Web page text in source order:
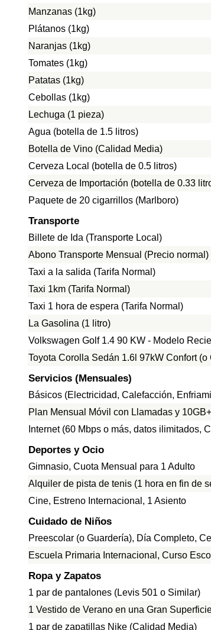
Manzanas (1kg)
Plátanos (1kg)
Naranjas (1kg)
Tomates (1kg)
Patatas (1kg)
Cebollas (1kg)
Lechuga (1 pieza)
Agua (botella de 1.5 litros)
Botella de Vino (Calidad Media)
Cerveza Local (botella de 0.5 litros)
Cerveza de Importación (botella de 0.33
Paquete de 20 cigarrillos (Marlboro)
Transporte
Billete de Ida (Transporte Local)
Abono Transporte Mensual (Precio normal)
Taxi a la salida (Tarifa Normal)
Taxi 1km (Tarifa Normal)
Taxi 1 hora de espera (Tarifa Normal)
La Gasolina (1 litro)
Volkswagen Golf 1.4 90 KW - Modelo
Toyota Corolla Sedán 1.6l 97kW Confort
Servicios (Mensuales)
Básicos (Electricidad, Calefacción,
Plan Mensual Móvil con Llamadas y
Internet (60 Mbps o más, datos ilimitados,
Deportes y Ocio
Gimnasio, Cuota Mensual para 1 Adulto
Alquiler de pista de tenis (1 hora en fin de
Cine, Estreno Internacional, 1 Asiento
Cuidado de Niños
Preescolar (o Guardería), Día Completo,
Escuela Primaria Internacional, Curso
Ropa y Zapatos
1 par de pantalones (Levis 501 o Similar)
1 Vestido de Verano en una Gran
1 par de zapatillas Nike (Calidad Media)